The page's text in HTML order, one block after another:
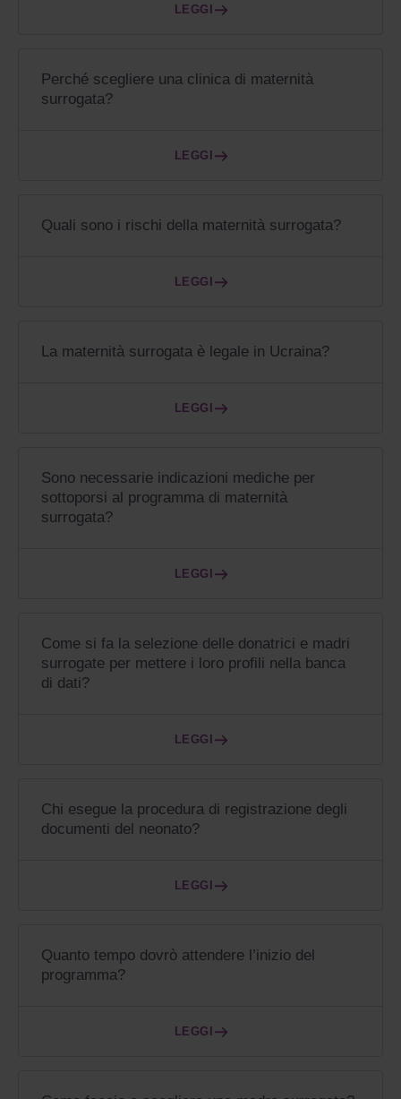
LEGGI
Perché scegliere una clinica di maternità
surrogata?
LEGGI
Quali sono i rischi della maternità surrogata?
LEGGI
La maternità surrogata è legale in Ucraina?
LEGGI
Sono necessarie indicazioni mediche per
sottoporsi al programma di maternità
surrogata?
LEGGI
Come si fa la selezione delle donatrici e madri
surrogate per mettere i loro profili nella banca
di dati?
LEGGI
Chi esegue la procedura di registrazione degli
documenti del neonato?
LEGGI
Quanto tempo dovrò attendere l’inizio del
programma?
LEGGI